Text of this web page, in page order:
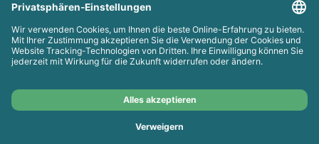
oder Rechnung.
© 2025 Tonerfrosch.de - Zuverlässige Drucklösungen
für Büro und Zuhause